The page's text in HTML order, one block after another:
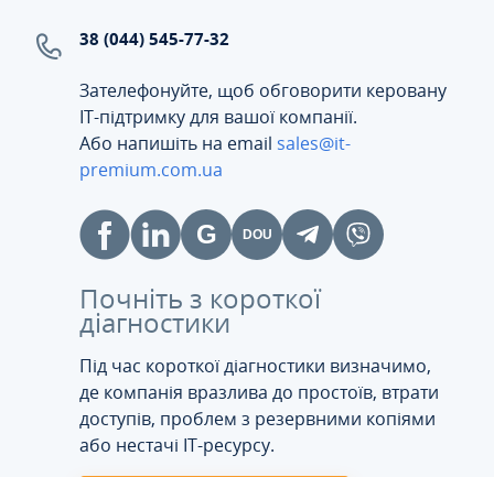
38 (044) 545-77-32
Зателефонуйте, щоб обговорити керовану
ІТ-підтримку для вашої компанії.
Або напишіть на email sales@it-
premium.com.ua
Почніть з короткої
діагностики
Під час короткої діагностики визначимо,
де компанія вразлива до простоїв, втрати
доступів, проблем з резервними копіями
або нестачі IT-ресурсу.